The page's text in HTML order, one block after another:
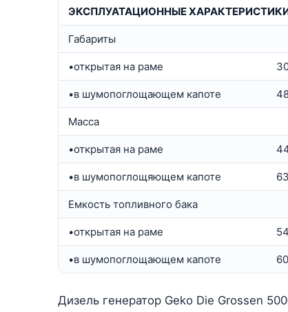
ЭКСПЛУАТАЦИОННЫЕ
Габариты
•открытая на раме
•в шумопоглощающем капоте
Масса
•открытая на раме
•в шумопоглощяющем капоте
Емкость топливного бака
•открытая на раме
•в шумопоглощающем капоте
Дизель генератор Geko Die Grossen